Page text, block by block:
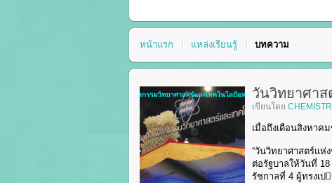
หน้าแรก แหล่งเรียนรู้ บทความ
วันวิทยาศา
เขียนโดย
เมื่อถึงเดือนสิงหาค
“วันวิทยาศาสตร์แห่
ต่อรัฐบาลให้วันที่
รัชกาลที่ 4 ผู้ทรงเป